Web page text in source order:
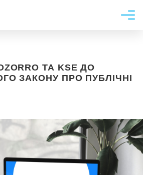
ТА KSE ДО
ЗАКОНУ ПРО ПУБЛІЧНІ